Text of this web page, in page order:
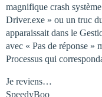
magnifique crash
Driver.exe » ou un truc
apparaissait dans le
avec « Pas de réponse »
Processus qui
Je reviens…
SpeedyBoo